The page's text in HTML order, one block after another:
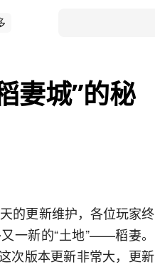
妻城”的秘
的更新维护，各位玩家终
一新的“土地”——稻妻。
次版本更新非常大，更新